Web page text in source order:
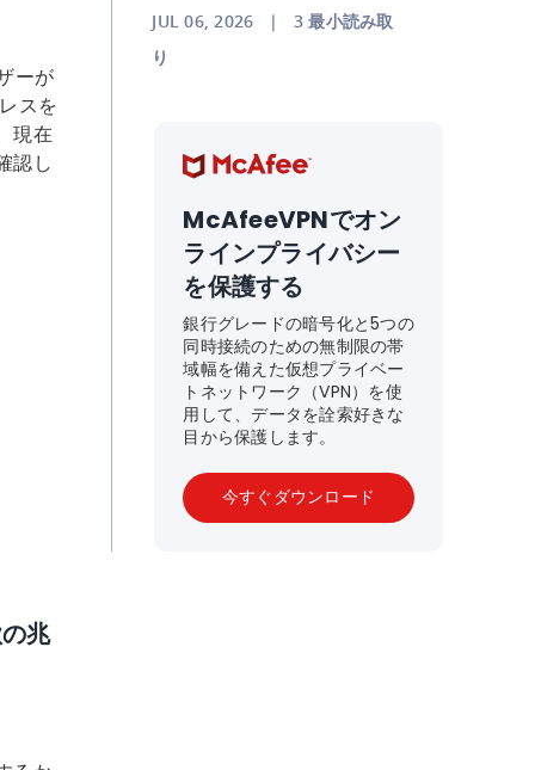
ーが
スを
現在
認し
兆
JUL 06, 2026 | 3 最小読み取
り
McAfeeVPNでオン
ラインプライバシー
を保護する
銀行グレードの暗号化と5つの
同時接続のための無制限の帯
域幅を備えた仮想プライベー
トネットワーク（VPN）を使
用して、データを詮索好きな
目から保護します。
今すぐダウンロード